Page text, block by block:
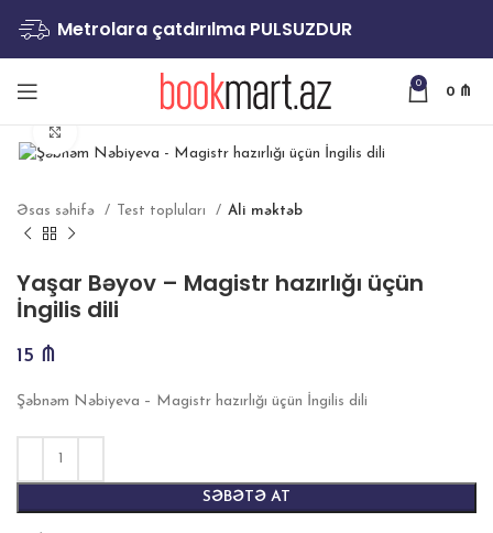
Metrolara çatdırılma PULSUZDUR
0
0 ₼
Əsas səhifə Test topluları Ali məktəb
Yaşar Bəyov – Magistr hazırlığı üçün
İngilis dili
15 ₼
Şəbnəm Nəbiyeva – Magistr hazırlığı üçün İngilis dili
SƏBƏTƏ AT